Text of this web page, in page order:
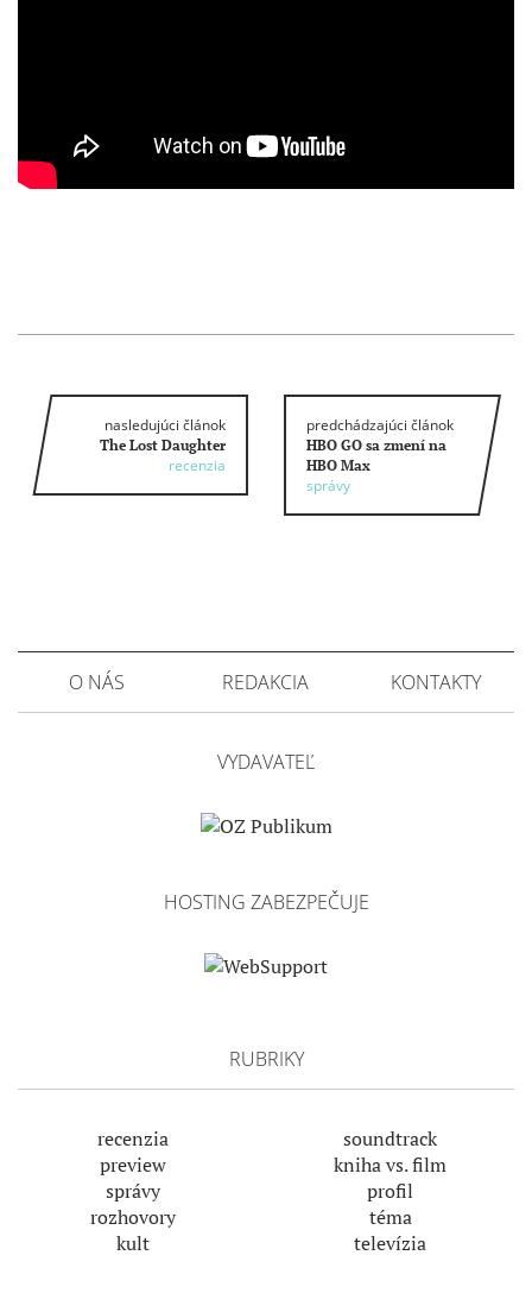
nasledujúci článok
The Lost Daughter
recenzia
predchádzajúci článok
HBO GO sa zmení na
HBO Max
správy
O NÁS REDAKCIA KONTAKTY
VYDAVATEĽ
HOSTING ZABEZPEČUJE
RUBRIKY
recenzia
preview
správy
rozhovory
kult
soundtrack
kniha vs. film
profil
téma
televízia